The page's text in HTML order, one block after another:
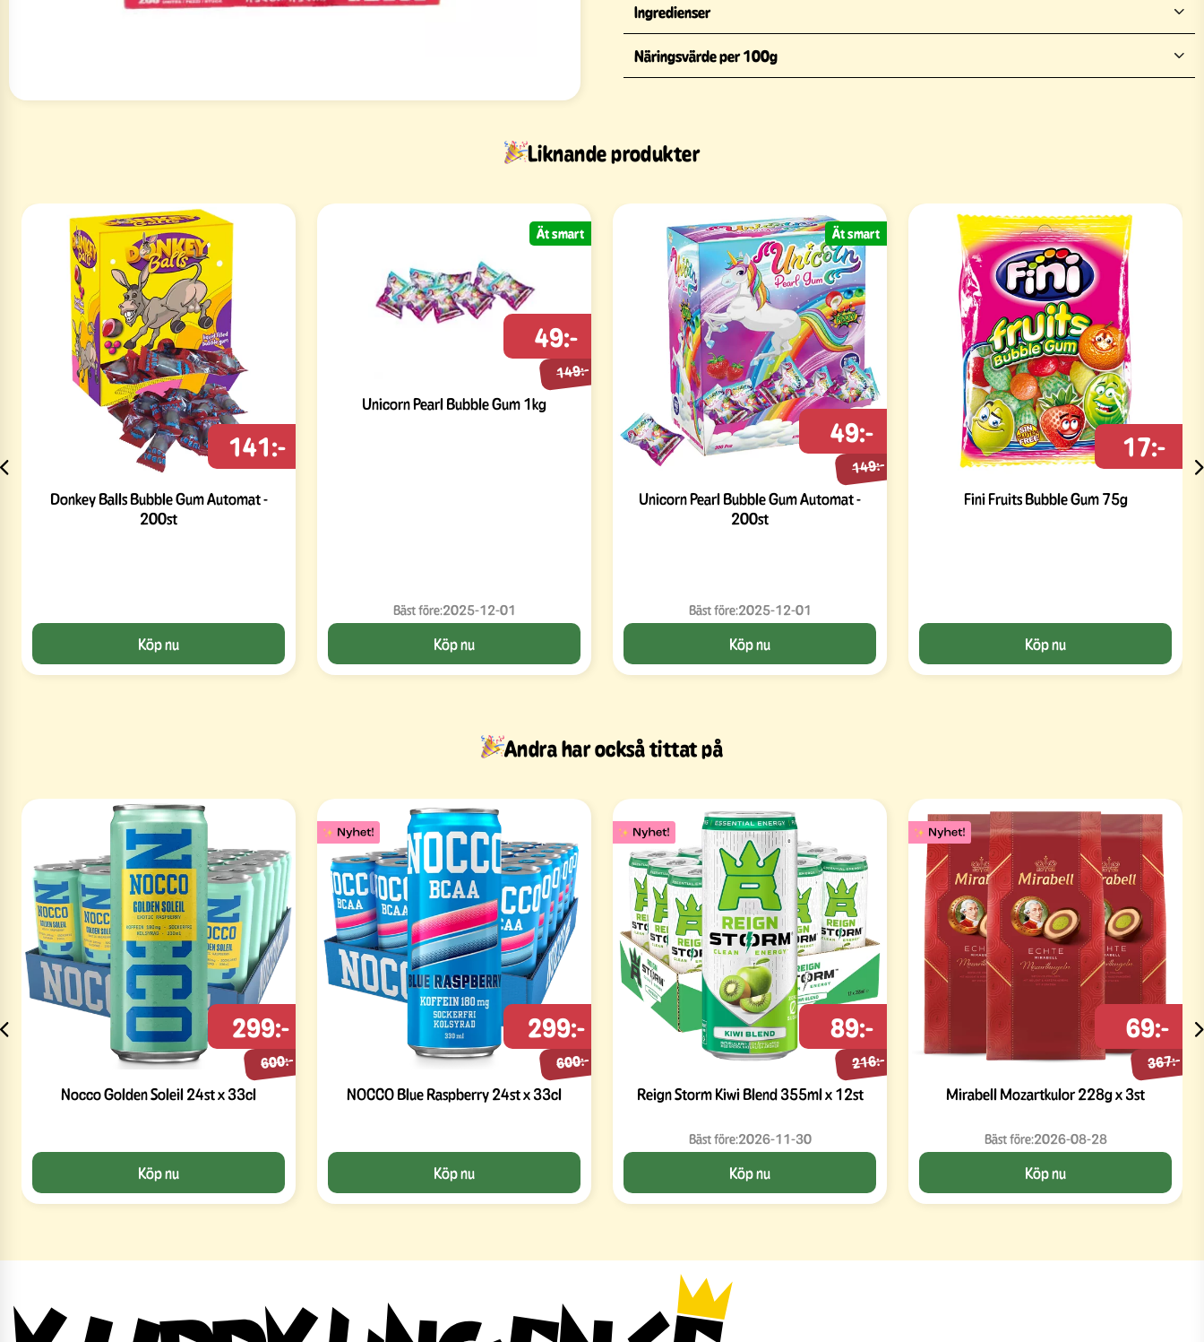
Ingredienser
Näringsvärde per 100g
Liknande produkter
Donkey Balls Bubble Gum Automat -
200st
141:-
Köp nu
Unicorn Pearl Bubble Gum 1kg
149:-
49:-
Bäst före:2025-12-01
Köp nu
Ät smart
Unicorn Pearl Bubble Gum Automat -
200st
149:-
49:-
Bäst före:2025-12-01
Köp nu
Ät smart
Fini Fruits Bubble Gum 75g
17:-
Köp nu
Andra har också tittat på
Nocco Golden Soleil 24st x 33cl
600:-
299:-
Köp nu
NOCCO Blue Raspberry 24st x 33cl
600:-
299:-
Köp nu
Reign Storm Kiwi Blend 355ml x 12st
216:-
89:-
Bäst före:2026-11-30
Köp nu
Mirabell Mozartkulor 228g x 3st
367:-
69:-
Bäst före:2026-08-28
Köp nu